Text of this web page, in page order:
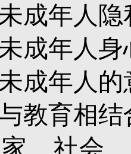
未成年人
未成年人
成年人
教育相
、社会